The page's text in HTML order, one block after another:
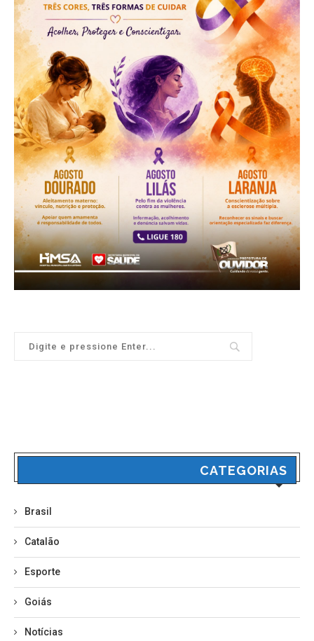
CATEGORIAS
Brasil
Catalão
Esporte
Goiás
Notícias